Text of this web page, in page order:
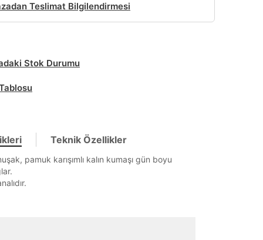
Teslimat Bilgilendirmesi
Stok Durumu
Teknik Özellikler
pamuk karışımlı kalın kumaşı gün boyu